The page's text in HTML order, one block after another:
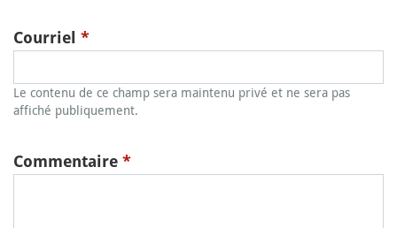
Courriel *
Le contenu de ce champ sera maintenu privé et ne sera pas
affiché publiquement.
Commentaire *